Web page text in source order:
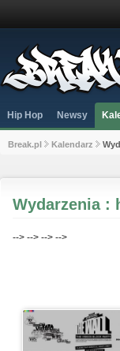
Hip Hop Newsy
Break.pl Kalendarz
Wydarzenia :
--> --> --> -->